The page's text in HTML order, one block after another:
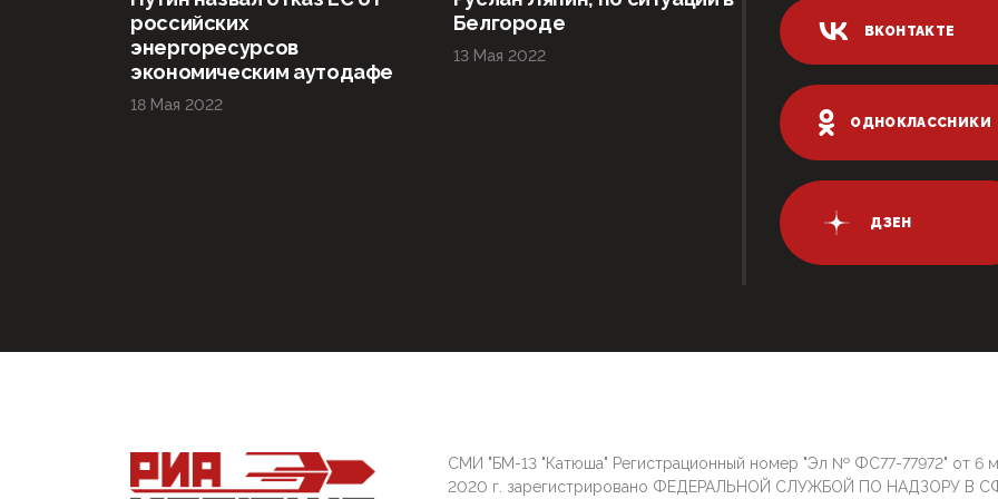
российских
энергоресурсов
экономическим аутодафе
18 Мая 2022
Белгороде
13 Мая 2022
ВКОНТАКТЕ
ОДНОКЛАССНИКИ
ДЗЕН
СМИ "БМ-13 "Катюша" Регистрационный номер "Эл № ФС77-77972" от 6
2020 г. зарегистрировано ФЕДЕРАЛЬНОЙ СЛУЖБОЙ ПО НАДЗОРУ В